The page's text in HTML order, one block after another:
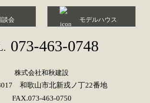
談会 モデルハウス
073-463-0748
株式会社和秋建設
和歌山市北新戎ノ丁22番地
FAX.073-463-0750